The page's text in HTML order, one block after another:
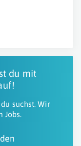
du mit
suchst. Wir
Jobs.